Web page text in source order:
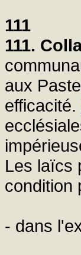
111
111.
aux
efficacité.
Les laïcs
condition
- dans